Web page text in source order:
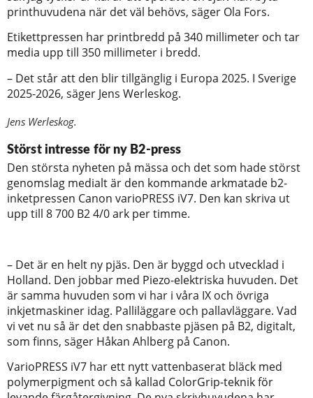
printhuvudena när det väl behövs, säger Ola Fors.
Etikettpressen har printbredd på 340 millimeter och tar
media upp till 350 millimeter i bredd.
– Det står att den blir tillgänglig i Europa 2025. I Sverige
2025-2026, säger Jens Werleskog.
Jens Werleskog.
Störst intresse för ny B2-press
Den största nyheten på mässa och det som hade störst
genomslag medialt är den kommande arkmatade b2-
inketpressen Canon varioPRESS iV7. Den kan skriva ut
upp till 8 700 B2 4/0 ark per timme.
– Det är en helt ny pjäs. Den är byggd och utvecklad i
Holland. Den jobbar med Piezo-elektriska huvuden. Det
är samma huvuden som vi har i våra IX och övriga
inkjetmaskiner idag. Palliläggare och pallavläggare. Vad
vi vet nu så är det den snabbaste pjäsen på B2, digitalt,
som finns, säger Håkan Ahlberg på Canon.
VarioPRESS iV7 har ett nytt vattenbaserat bläck med
polymerpigment och så kallad ColorGrip-teknik för